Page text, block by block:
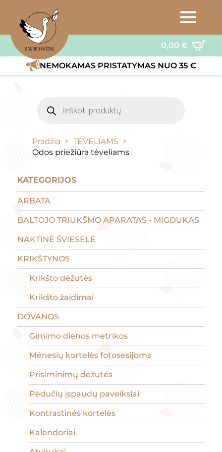
0,00 €
NEMOKAMAS PRISTATYMAS NUO 35 €
search
Pradžia
TĖVELIAMS
Odos priežiūra tėveliams
KATEGORIJOS
ARBATA
BALTOJO TRIUKŠMO APARATAS - MIGDUKAS
NAKTINĖ ŠVIESELĖ
KRIKŠTYNOS
Krikšto dėžutės
Krikšto žaidimai
DOVANOS
Gimimo dienos metrikos
Mėnesių kortelės fotosesijoms
Prisiminimų dėžutės
Pėdučių įspaudų paveikslai
Kontrastinės kortelės
Kalendoriai